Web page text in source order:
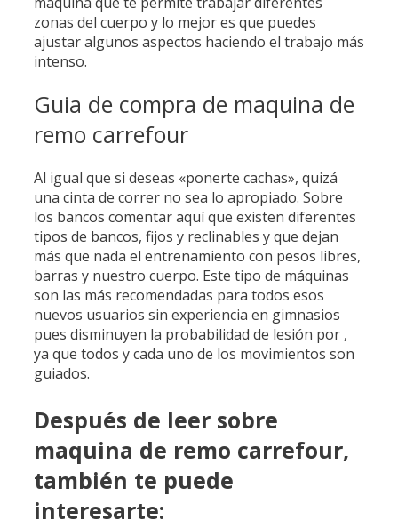
zonas del cuerpo y lo mejor es que puedes
ajustar algunos aspectos haciendo el trabajo más
intenso.
Guia de compra de maquina de
remo carrefour
Al igual que si deseas «ponerte cachas», quizá
una cinta de correr no sea lo apropiado. Sobre
los bancos comentar aquí que existen diferentes
tipos de bancos, fijos y reclinables y que dejan
más que nada el entrenamiento con pesos libres,
barras y nuestro cuerpo. Este tipo de máquinas
son las más recomendadas para todos esos
nuevos usuarios sin experiencia en gimnasios
pues disminuyen la probabilidad de lesión por ,
ya que todos y cada uno de los movimientos son
guiados.
Después de leer sobre
maquina de remo carrefour,
también te puede
interesarte: